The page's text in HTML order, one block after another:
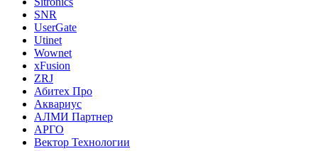
SNR
UserGate
Utinet
Wownet
xFusion
ZRJ
Абитех Про
Аквариус
АЛМИ Партнер
АРГО
Вектор Технологии